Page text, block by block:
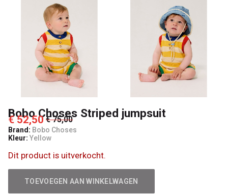
Bobo Choses Striped jumpsuit
€ 52,50 € 75,00
Brand: Bobo Choses
Kleur: Yellow
Dit product is uitverkocht.
TOEVOEGEN AAN WINKELWAGEN